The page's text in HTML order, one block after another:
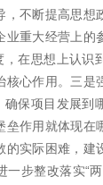
，不断提高思想
业重大经营上的
，在思想上认识
核心作用。三是
确保项目发展到
垒作用就体现在
的实际困难，建
步整改落实“